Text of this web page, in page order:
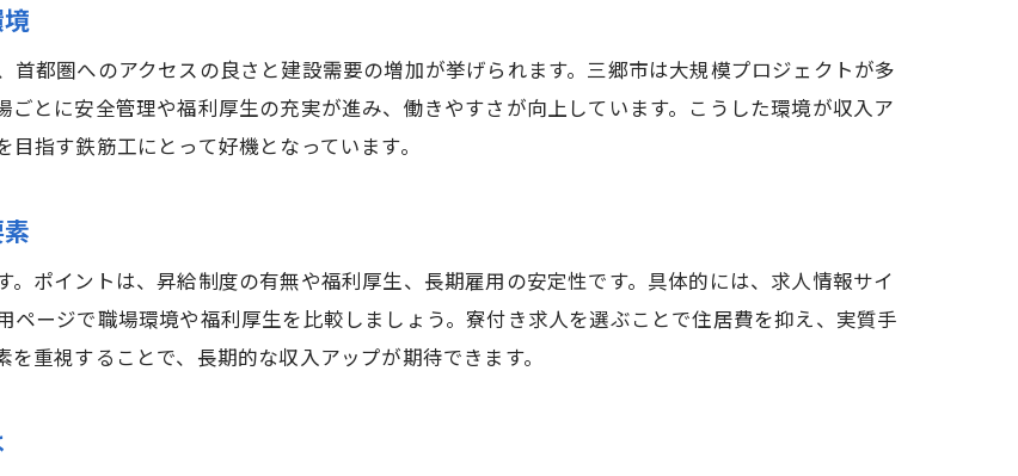
鉄筋工 求人で見るべき福利厚生と年収の関係
鉄筋屋 ガラ悪い現場を避ける求人選びの工夫
鉄筋屋 底辺というイメージと将来の収入予測
長期的に鉄筋工 年収を伸ばすための心得
都圏へのアクセスの良さと建設需要の増加が挙げられます。三郷市は大規模プロジェクトが多
とに安全管理や福利厚生の充実が進み、働きやすさが向上しています。こうした環境が収入ア
指す鉄筋工にとって好機となっています。
ポイントは、昇給制度の有無や福利厚生、長期雇用の安定性です。具体的には、求人情報サイ
ページで職場環境や福利厚生を比較しましょう。寮付き求人を選ぶことで住居費を抑え、実質手
重視することで、長期的な収入アップが期待できます。